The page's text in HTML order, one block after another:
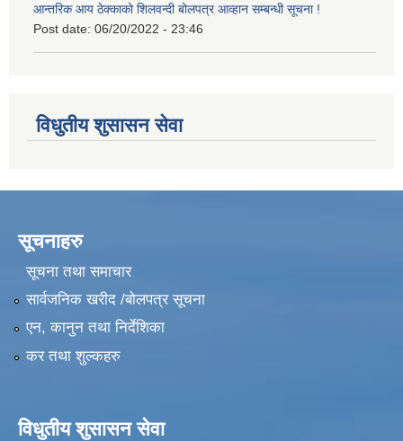
आन्तरिक आय ठेक्काको शिलवन्दी बोलपत्र आव्हान सम्बन्धी सूचना !
Post date: 06/20/2022 - 23:46
विधुतीय शुसासन सेवा
सूचनाहरु
सूचना तथा समाचार
सार्वजनिक खरीद /बोलपत्र सूचना
एन, कानुन तथा निर्देशिका
कर तथा शुल्कहरु
विधुतीय शुसासन सेवा